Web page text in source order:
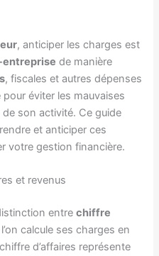
, anticiper les charges est
de manière
, fiscales et autres dépenses
éviter les mauvaises
son activité. Ce guide
et anticiper ces
votre gestion financière.
et revenus
entrechiffre
calcule ses charges en
d’affaires représente